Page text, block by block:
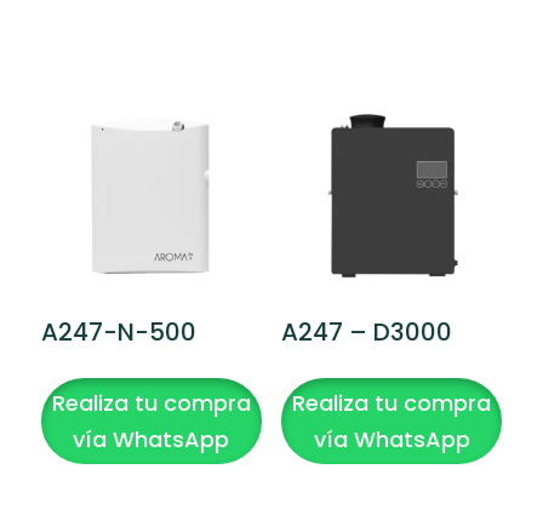
A247-N-500
Realiza tu compra
vía WhatsApp
A247 – D3000
Realiza tu compra
vía WhatsApp